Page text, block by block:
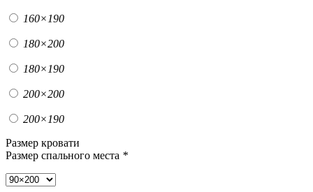
160×190
180×200
180×190
200×200
200×190
Размер кровати
Размер спального места *